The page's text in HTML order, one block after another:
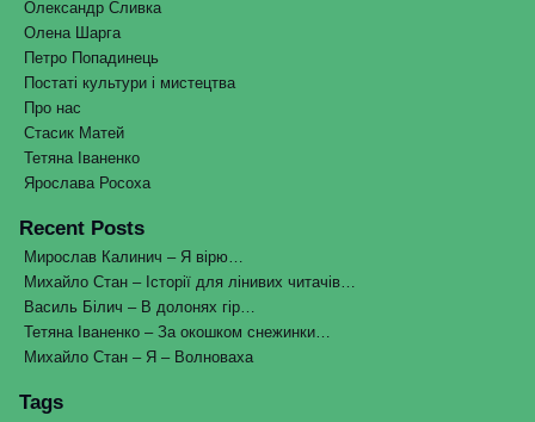
Олександр Сливка
Олена Шарга
Петро Попадинець
Постаті культури і мистецтва
Про нас
Стасик Матей
Тетяна Іваненко
Ярослава Росоха
Recent Posts
Мирослав Калинич – Я вірю…
Михайло Стан – Історії для лінивих читачів…
Василь Білич – В долонях гір…
Тетяна Іваненко – За окошком снежинки…
Михайло Стан – Я – Волноваха
Tags